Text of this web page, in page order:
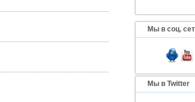
Мы в соц.
Мы в Twitter